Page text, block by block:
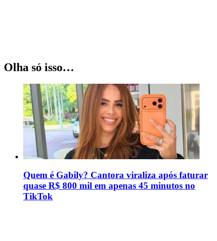
Olha só isso…
Quem é Gabily? Cantora viraliza após faturar
quase R$ 800 mil em apenas 45 minutos no
TikTok